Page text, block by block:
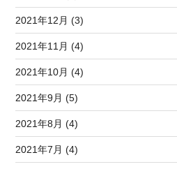
2021年12月 (3)
2021年11月 (4)
2021年10月 (4)
2021年9月 (5)
2021年8月 (4)
2021年7月 (4)